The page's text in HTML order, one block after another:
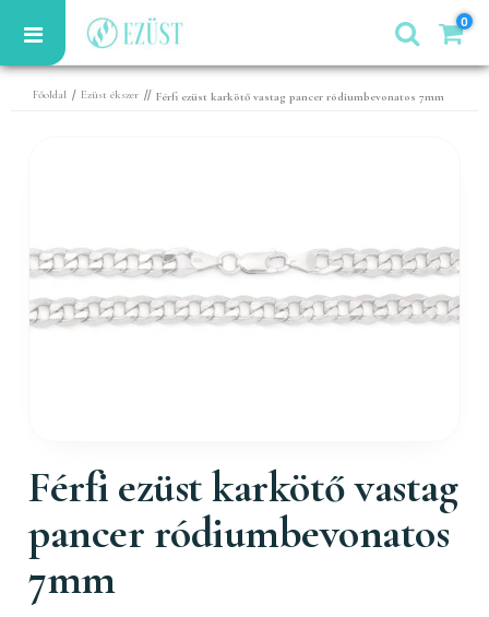
0
Főoldal / Ezüst ékszer // Férfi ezüst karkötő vastag pancer ródiumbevonatos 7mm
Férfi ezüst karkötő vastag
pancer ródiumbevonatos
7mm